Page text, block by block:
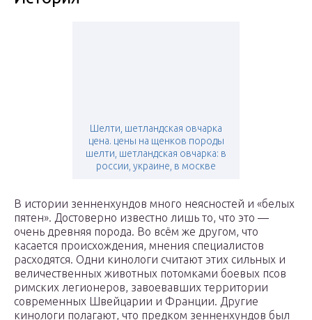
Шелти, шетландская овчарка
цена. цены на щенков породы
шелти, шетландская овчарка: в
россии, украине, в москве
В истории зенненхундов много неясностей и «белых
пятен». Достоверно известно лишь то, что это —
очень древняя порода. Во всём же другом, что
касается происхождения, мнения специалистов
расходятся. Одни кинологи считают этих сильных и
величественных животных потомками боевых псов
римских легионеров, завоевавших территории
современных Швейцарии и Франции. Другие
кинологи полагают, что предком зенненхундов был